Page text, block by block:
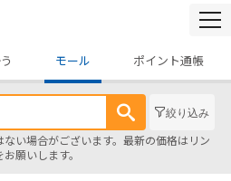
モール ポイント通帳
絞り込み
い場合がございます。最新の価格はリン
願いします。